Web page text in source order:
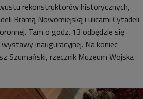
rekonstruktorów historycznych,
Bramą Nowomiejską i ulicami Cytadeli
Tam o godz. 13 odbędzie się
inauguracyjnej. Na koniec
Szumański, rzecznik Muzeum Wojska